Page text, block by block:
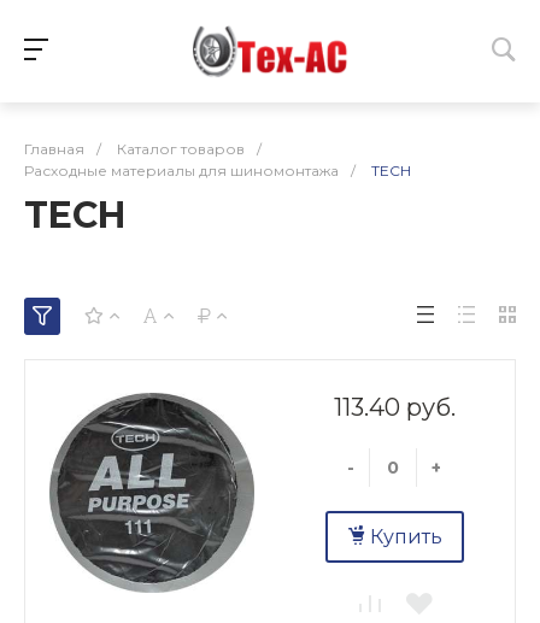
Главная / Каталог товаров
/
Расходные материалы для шиномонтажа
/ TECH
TECH
113.40 руб.
- +
Купить